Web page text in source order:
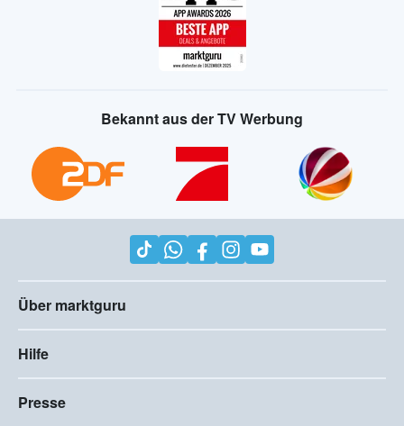
Bekannt aus der TV Werbung
Über marktguru
Hilfe
Presse